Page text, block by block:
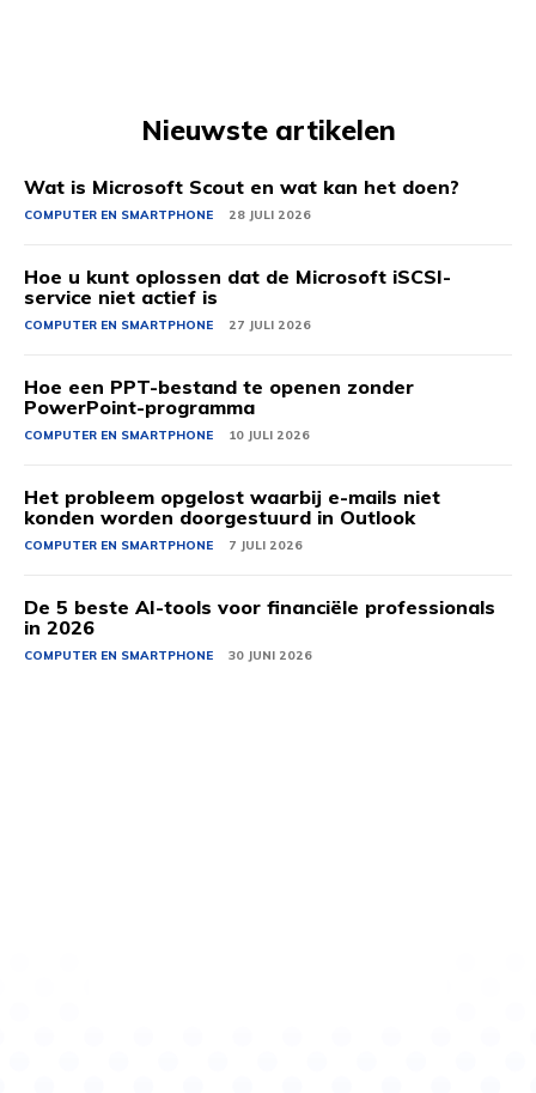
Nieuwste artikelen
Wat is Microsoft Scout en wat kan het doen?
COMPUTER EN SMARTPHONE 28 JULI 2026
Hoe u kunt oplossen dat de Microsoft iSCSI-
service niet actief is
COMPUTER EN SMARTPHONE 27 JULI 2026
Hoe een PPT-bestand te openen zonder
PowerPoint-programma
COMPUTER EN SMARTPHONE 10 JULI 2026
Het probleem opgelost waarbij e-mails niet
konden worden doorgestuurd in Outlook
COMPUTER EN SMARTPHONE 7 JULI 2026
De 5 beste AI-tools voor financiële professionals
in 2026
COMPUTER EN SMARTPHONE 30 JUNI 2026